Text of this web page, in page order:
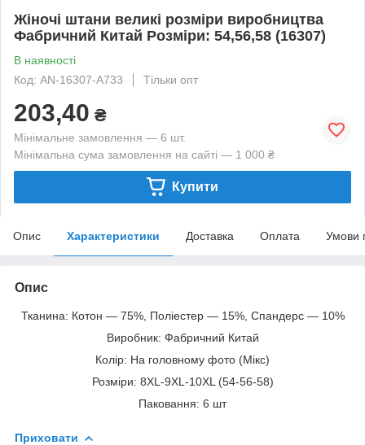
Жіночі штани великі розміри виробництва
Фабричний Китай Розміри: 54,56,58 (16307)
В наявності
Код: AN-16307-A733
Тільки опт
203,40 ₴
Мінімальне замовлення — 6 шт.
Мінімальна сума замовлення на сайті — 1 000 ₴
Купити
Опис Характеристики Доставка Оплата Умови
Опис
Тканина: Котон — 75%, Поліестер — 15%, Спандерс — 10%
Виробник: Фабричний Китай
Колір: На головному фото (Мікс)
Розміри: 8XL-9XL-10XL (54-56-58)
Паковання: 6 шт
Приховати